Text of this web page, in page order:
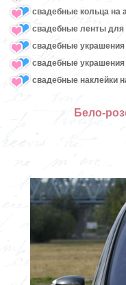
свадебные кольца на
свадебные ленты для
свадебные украшения
свадебные украшения
свадебные наклейки
Бело-